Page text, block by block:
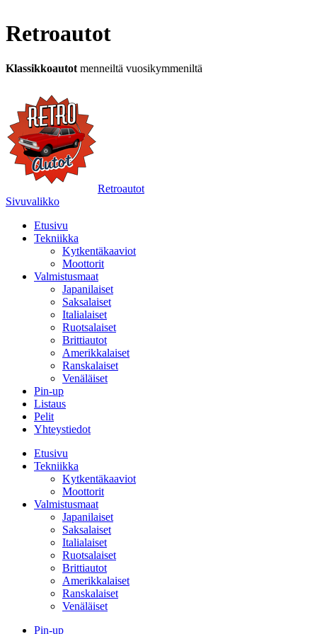
Retroautot
Klassikkoautot menneiltä vuosikymmeniltä
Retroautot
Sivuvalikko
Etusivu
Tekniikka
Kytkentäkaaviot
Moottorit
Valmistusmaat
Japanilaiset
Saksalaiset
Italialaiset
Ruotsalaiset
Brittiautot
Amerikkalaiset
Ranskalaiset
Venäläiset
Pin-up
Listaus
Pelit
Yhteystiedot
Etusivu
Tekniikka
Kytkentäkaaviot
Moottorit
Valmistusmaat
Japanilaiset
Saksalaiset
Italialaiset
Ruotsalaiset
Brittiautot
Amerikkalaiset
Ranskalaiset
Venäläiset
Pin-up